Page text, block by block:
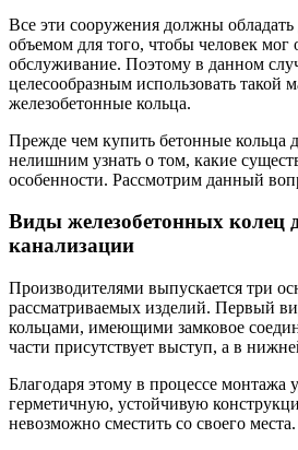
Все эти сооружения должны
объемом для того, чтобы человек мог
обслуживание. Поэтому в данном
целесообразным использовать такой
железобетонные кольца.
Прежде чем купить бетонные кольца
нелишним узнать о том, какие
особенности. Рассмотрим данный
Виды железобетонных колец
канализации
Производителями выпускается три
рассматриваемых изделий. Первый
кольцами, имеющими замковое
части присутствует выступ, а в
Благодаря этому в процессе монтажа
герметичную, устойчивую
невозможно сместить со своего места.